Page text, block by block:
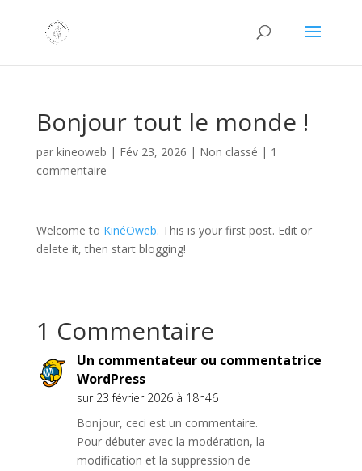
Bonjour tout le monde !
par kineoweb | Fév 23, 2026 | Non classé | 1
commentaire
Welcome to KinéOweb. This is your first post. Edit or
delete it, then start blogging!
1 Commentaire
Un commentateur ou commentatrice
WordPress
sur 23 février 2026 à 18h46
Bonjour, ceci est un commentaire.
Pour débuter avec la modération, la
modification et la suppression de